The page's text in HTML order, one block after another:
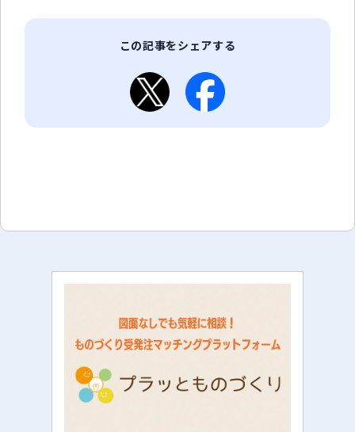
この記事をシェアする